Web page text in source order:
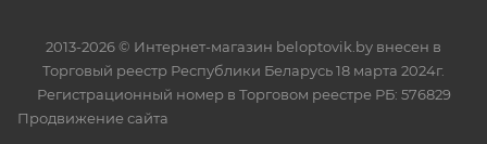
2013-2026 © Интернет-магазин beloptovik.by внесен в
Торговый реестр Республики Беларусь 18 марта 2024г.
Регистрационный номер в Торговом реестре РБ: 576829
Продвижение сайта